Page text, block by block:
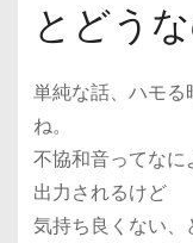
とどう
単純な話、ハモ
ね。
不協和音ってな
出力されるけど
気持ち良くない、